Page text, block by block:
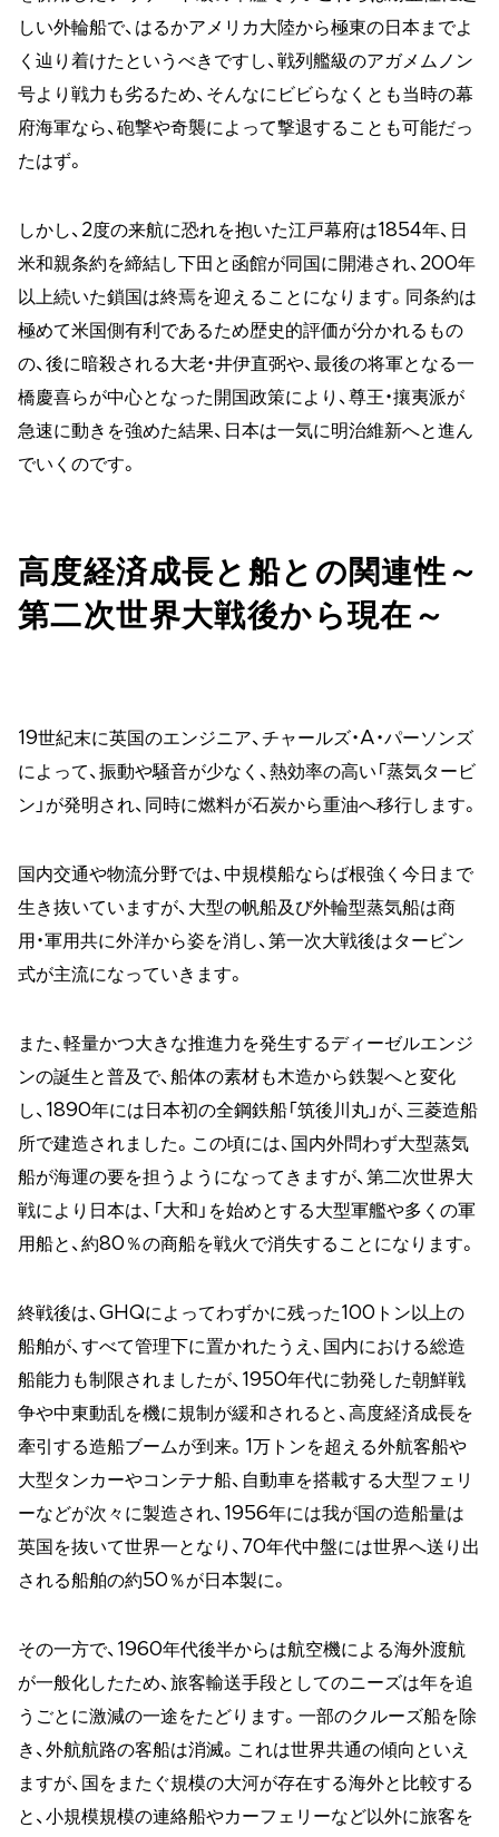
しい外輪船で、はるかアメリカ大陸から極東の日本までよ
く辿り着けたというべきですし、戦列艦級のアガメムノン
号より戦力も劣るため、そんなにビビらなくとも当時の幕
府海軍なら、砲撃や奇襲によって撃退することも可能だっ
たはず。
しかし、2度の来航に恐れを抱いた江戸幕府は1854年、日
米和親条約を締結し下田と函館が同国に開港され、200年
以上続いた鎖国は終焉を迎えることになります。同条約は
極めて米国側有利であるため歴史的評価が分かれるもの
の、後に暗殺される大老・井伊直弼や、最後の将軍となる一
橋慶喜らが中心となった開国政策により、尊王・攘夷派が
急速に動きを強めた結果、日本は一気に明治維新へと進ん
でいくのです。
高度経済成長と船との関連性～
第二次世界大戦後から現在～
19世紀末に英国のエンジニア、チャールズ・A・パーソンズ
によって、振動や騒音が少なく、熱効率の高い「蒸気タービ
ン」が発明され、同時に燃料が石炭から重油へ移行します。
国内交通や物流分野では、中規模船ならば根強く今日まで
生き抜いていますが、大型の帆船及び外輪型蒸気船は商
用・軍用共に外洋から姿を消し、第一次大戦後はタービン
式が主流になっていきます。
また、軽量かつ大きな推進力を発生するディーゼルエンジ
ンの誕生と普及で、船体の素材も木造から鉄製へと変化
し、1890年には日本初の全鋼鉄船「筑後川丸」が、三菱造船
所で建造されました。この頃には、国内外問わず大型蒸気
船が海運の要を担うようになってきますが、第二次世界大
戦により日本は、「大和」を始めとする大型軍艦や多くの軍
用船と、約80％の商船を戦火で消失することになります。
終戦後は、GHQによってわずかに残った100トン以上の
船舶が、すべて管理下に置かれたうえ、国内における総造
船能力も制限されましたが、1950年代に勃発した朝鮮戦
争や中東動乱を機に規制が緩和されると、高度経済成長を
牽引する造船ブームが到来。1万トンを超える外航客船や
大型タンカーやコンテナ船、自動車を搭載する大型フェリ
ーなどが次々に製造され、1956年には我が国の造船量は
英国を抜いて世界一となり、70年代中盤には世界へ送り出
される船舶の約50％が日本製に。
その一方で、1960年代後半からは航空機による海外渡航
が一般化したため、旅客輸送手段としてのニーズは年を追
うごとに激減の一途をたどります。一部のクルーズ船を除
き、外航航路の客船は消滅。これは世界共通の傾向といえ
ますが、国をまたぐ規模の大河が存在する海外と比較する
と、小規模規模の連絡船やカーフェリーなど以外に旅客を